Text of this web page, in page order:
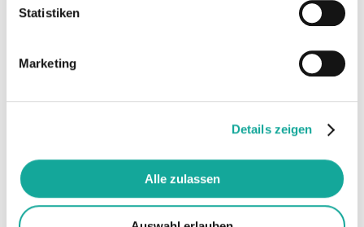
Statistiken
Marketing
Details zeigen
Alle zulassen
werden. Sven Schulz wird über seine
Investmentgesellschaft Summiteer rund 29%
der Anteile übernehmen. Neben Schulz bleibt
der erfahrene Green-Tech Investor Thomas
Minderheitsgesellschafter bei followfood.
Gründungstagen im Unternehmen beteiligt
und begrüßt die Erweiterung des
Gesellschafterkreises durch den Einstieg von